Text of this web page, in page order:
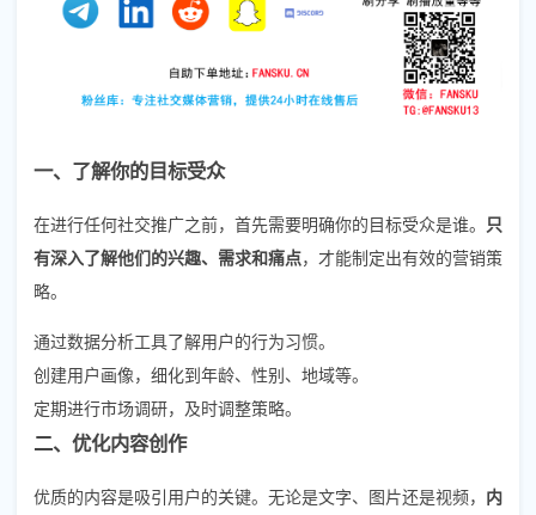
一、了解你的目标受众
在进行任何社交推广之前，首先需要明确你的目标受众是谁。 只
有深入了解他们的兴趣、需求和痛点，才能制定出有效的营销策
略。
通过数据分析工具了解用户的行为习惯。
创建用户画像，细化到年龄、性别、地域等。
定期进行市场调研，及时调整策略。
二、优化内容创作
优质的内容是吸引用户的关键。无论是文字、图片还是视频， 内